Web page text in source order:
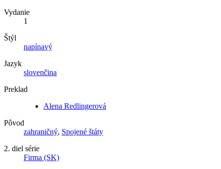
Vydanie
1
Štýl
napínavý
Jazyk
slovenčina
Preklad
Alena Redlingerová
Pôvod
zahraničný, Spojené štáty
2. diel série
Firma (SK)